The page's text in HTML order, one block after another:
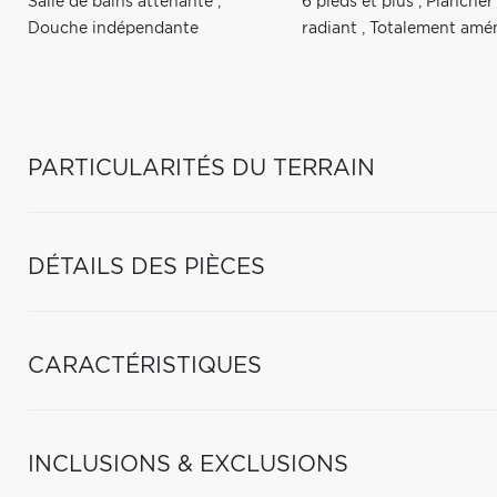
Douche indépendante
radiant , Totalement
PARTICULARITÉS DU TERRAIN
DÉTAILS DES PIÈCES
CARACTÉRISTIQUES
INCLUSIONS & EXCLUSIONS